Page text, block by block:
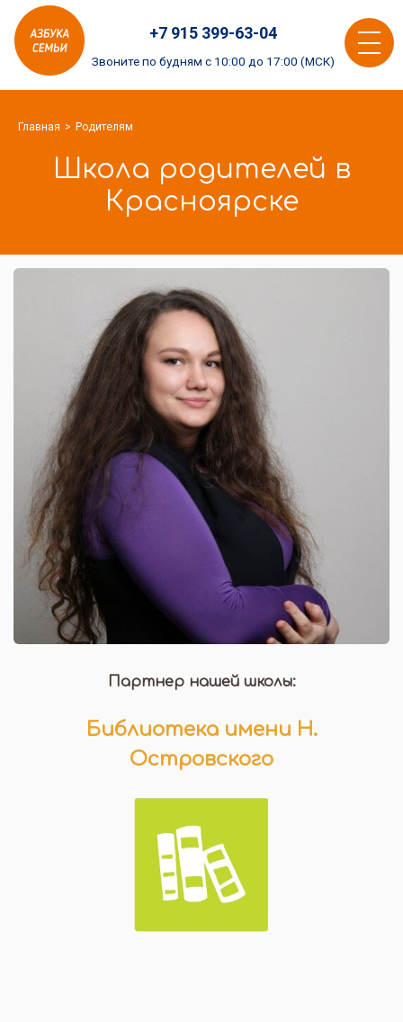
Азбука
семьи
logo
+7 915 399-63-04
Звоните по будням с 10:00 до 17:00 (МСК)
Toggle
Главная Родителям
Школа родителей в
Красноярске
Партнер нашей школы:
Библиотека имени Н.
Островского